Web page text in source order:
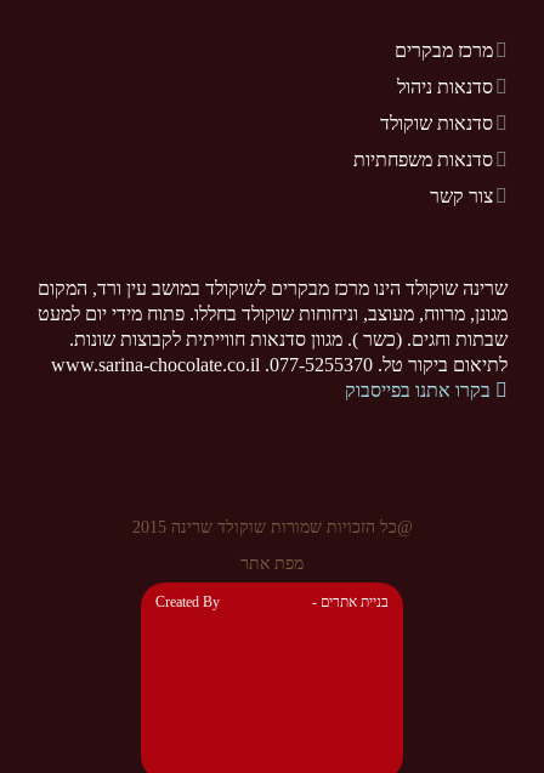
מרכז מבקרים
סדנאות ניהול
סדנאות שוקולד
סדנאות משפחתיות
צור קשר
שרינה שוקולד הינו מרכז מבקרים לשוקולד במושב עין ורד, המקום
מגונן, מרווח, מעוצב, וניחוחות שוקולד בחללו. פתוח מידי יום למעט
שבתות וחגים. (כשר ). מגוון סדנאות חווייתית לקבוצות שונות.
לתיאום ביקור טל. 077-5255370. www.sarina-chocolate.co.il
בקרו אתנו בפייסבוק
@כל הזכויות שמורות שוקולד שרינה 2015
מפת אתר
Created By - בניית אתרים